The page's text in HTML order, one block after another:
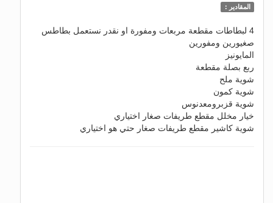
المقادير :
4 لبطاطات مقطعة مربعات ومفورة او نقدر نستعمل بطاطس
صغيورين ومفورين
المايونيز
ربع بصلة مقطعة
شوية ملح
شوية كمون
شوية قزبرومعدنوس
خيار مخلل مقطع طريفات صغار اختياري
شوية كاشير مقطع طريفات صغار حتي هو اختياري